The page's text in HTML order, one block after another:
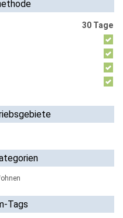
30 Tage
Tags